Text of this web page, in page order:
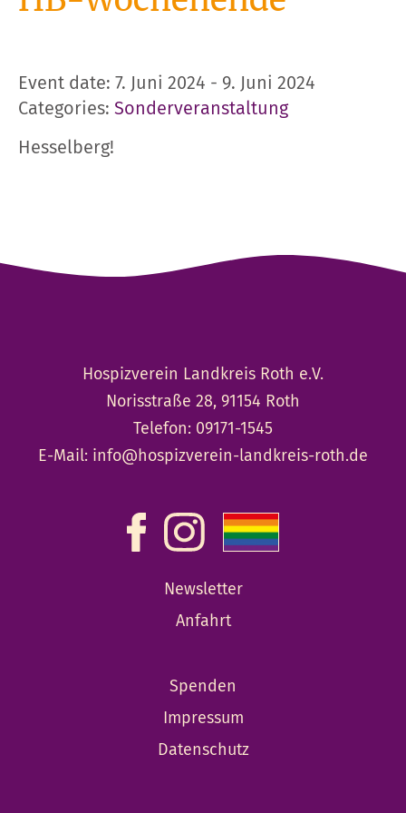
Event date: 7. Juni 2024 - 9. Juni 2024
Categories:Sonderveranstaltung
Hesselberg!
Hospizverein Landkreis Roth e.V.
Norisstraße 28, 91154 Roth
Telefon: 09171-1545
E-Mail: info@hospizverein-landkreis-roth.de
Newsletter
Anfahrt
Spenden
Impressum
Datenschutz